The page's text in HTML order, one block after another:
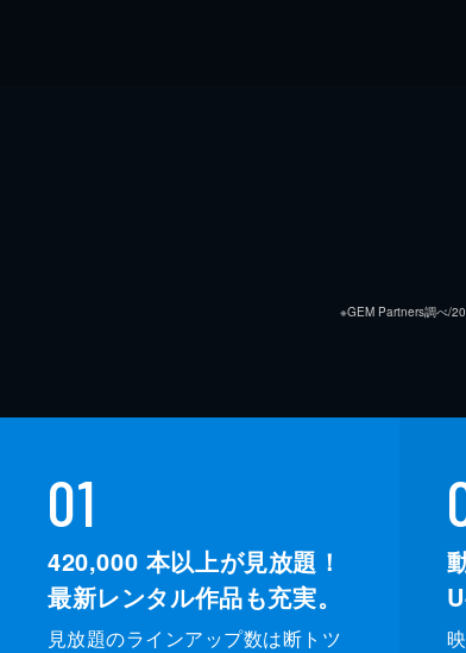
※GEM Partners調べ/
01
420,000 本以上が見放題！
最新レンタル作品も充実。
見放題のラインアップ数は断トツ